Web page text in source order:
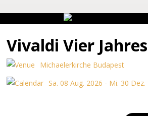
Vivaldi Vier
Michaelerkirche Budapest
Sa. 08 Aug. 2026 - Mi. 30 Dez.